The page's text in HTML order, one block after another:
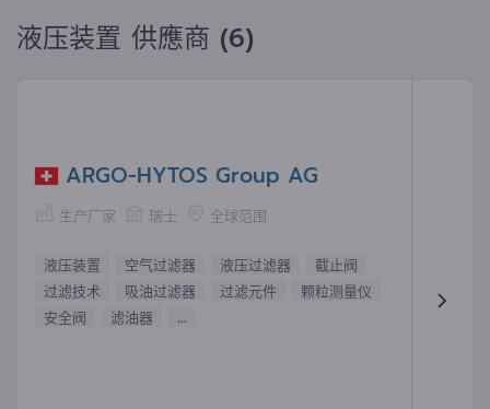
液压装置 供應商 (6)
ARGO-HYTOS Group AG
生产厂家 瑞士 全球范围
液压装置 空气过滤器 液压过滤器
截止阀
过滤技术
吸油过滤器 过滤元件
颗粒测量仪
安全阀
滤油器 ...